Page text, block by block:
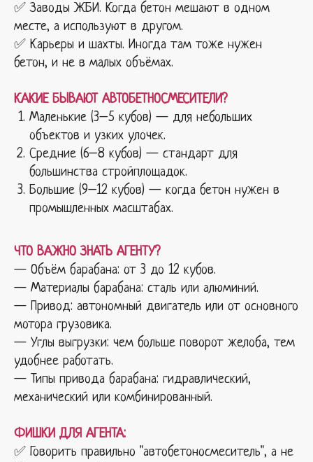
✅ Заводы ЖБИ. Когда бетон мешают в одном
месте, а используют в другом.
✅ Карьеры и шахты. Иногда там тоже нужен
бетон, и не в малых объёмах.
КАКИЕ БЫВАЮТ АВТОБЕТНОСМЕСИТЕЛИ?
Маленькие (3–5 кубов) — для небольших
объектов и узких улочек.
Средние (6–8 кубов) — стандарт для
большинства стройплощадок.
Большие (9–12 кубов) — когда бетон нужен в
промышленных масштабах.
ЧТО ВАЖНО ЗНАТЬ АГЕНТУ?
— Объём барабана: от 3 до 12 кубов.
— Материалы барабана: сталь или алюминий.
— Привод: автономный двигатель или от основного
мотора грузовика.
— Углы выгрузки: чем больше поворот желоба, тем
удобнее работать.
— Типы привода барабана: гидравлический,
механический или комбинированный.
ФИШКИ ДЛЯ АГЕНТА:
✅ Говорить правильно "автобетоносмеситель", а не